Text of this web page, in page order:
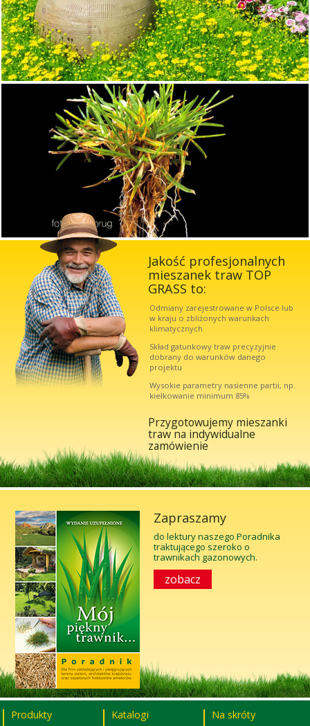
Jakość profesjonalnych
mieszanek traw TOP
GRASS to:
Odmiany zarejestrowane w Polsce lub
w kraju o zbliżonych warunkach
klimatycznych
Skład gatunkowy traw precyzyjnie
dobrany do warunków danego
projektu
Wysokie parametry nasienne partii, np.
kiełkowanie minimum 85%
Przygotowujemy mieszanki
traw na indywidualne
zamówienie
Zapraszamy
do lektury naszego Poradnika
traktującego szeroko o
trawnikach gazonowych.
zobacz
Produkty Katalogi Na skróty